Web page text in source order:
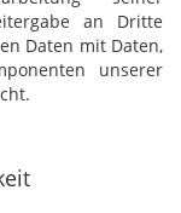
an Dritte
Daten mit Daten,
unserer